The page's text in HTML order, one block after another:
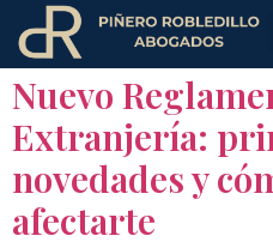
Nuevo
Extranjería:
novedades y
afectarte